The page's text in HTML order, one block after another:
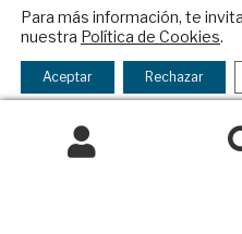
Informe Semanal
© 2026 -
Exterior. Todos los
Legal
Política de
Buscar
Para más información, te
nuestra Política de Cookies.
Aceptar Rechazar
Checkbox
acepto
la
política
de
política de privacidad